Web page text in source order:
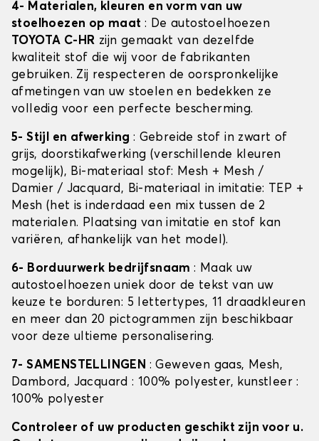
4- Materialen, kleuren en vorm van uw
stoelhoezen op maat : De autostoelhoezen
TOYOTA C-HR zijn gemaakt van dezelfde
kwaliteit stof die wij voor de fabrikanten
gebruiken. Zij respecteren de oorspronkelijke
afmetingen van uw stoelen en bedekken ze
volledig voor een perfecte bescherming.
5- Stijl en afwerking : Gebreide stof in zwart of
grijs, doorstikafwerking (verschillende kleuren
mogelijk), Bi-materiaal stof: Mesh + Mesh /
Damier / Jacquard, Bi-materiaal in imitatie: TEP +
Mesh (het is inderdaad een mix tussen de 2
materialen. Plaatsing van imitatie en stof kan
variëren, afhankelijk van het model).
6- Borduurwerk bedrijfsnaam: Maak uw
autostoelhoezen uniek door de tekst van uw
keuze te borduren: 5 lettertypes, 11 draadkleuren
en meer dan 20 pictogrammen zijn beschikbaar
voor deze ultieme personalisering.
7- SAMENSTELLINGEN : Geweven gaas, Mesh,
Dambord, Jacquard : 100% polyester, kunstleer :
100% polyester
Controleer of uw producten geschikt zijn voor u.